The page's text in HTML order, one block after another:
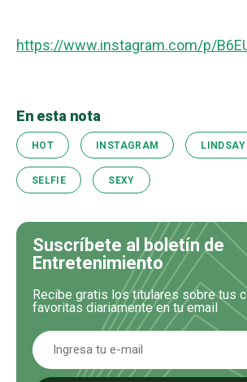
https://www.instagram.com/p/
En esta nota
HOT INSTAGRAM
SELFIE SEXY
Suscríbete al boletín de
Entretenimiento
Recibe gratis los titulares sobre tus
favoritas diariamente en tu email